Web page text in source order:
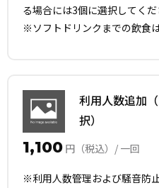
る場合には3個に選択してくだ
※ソフトドリンクまでの飲食は
利用人数追加
択）
1,100 円（税込）/ 一回
※利用人数管理および騒音防